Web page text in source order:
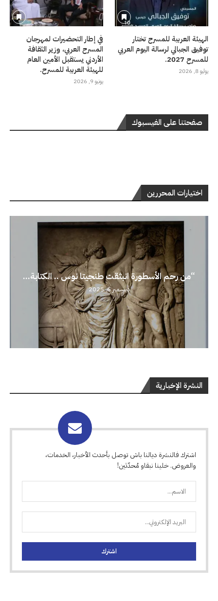
الهيئة العربية للمسرح تختار
توفيق الجبالي لرسالة اليوم العربي
للمسرح 2027.
يوليو 8, 2026
في إطار التحضيرات لمهرجان
المسرح العربي، وزير الثقافة
الأردني يستقبل الأمين العام
للهيئة العربية للمسرح.
يونيو 9, 2026
صفحتنا على الفيسبوك
اختيارات المحررين
“من رحم الأسطورة انبثقت طنجيتا نوس .. الكتابة...
ديسمبر 6, 2025
النشرة الإخبارية
اشترك فالنشرة ديالنا باش توصل بأحدث الأخبار، الخدمات،
والعروض. خلينا نبقاو مُحدّثين!